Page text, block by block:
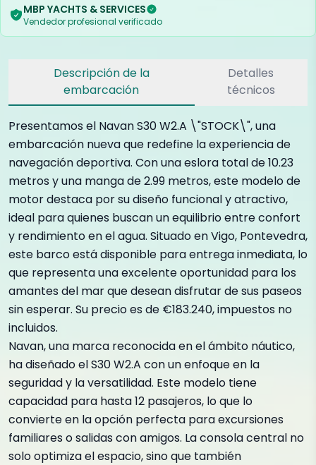
MBP YACHTS & SERVICES
Vendedor profesional verificado
Descripción de la
embarcación
Detalles
técnicos
Presentamos el Navan S30 W2.A \"STOCK\", una
embarcación nueva que redefine la experiencia de
navegación deportiva. Con una eslora total de 10.23
metros y una manga de 2.99 metros, este modelo de
motor destaca por su diseño funcional y atractivo,
ideal para quienes buscan un equilibrio entre confort
y rendimiento en el agua. Situado en Vigo, Pontevedra,
este barco está disponible para entrega inmediata, lo
que representa una excelente oportunidad para los
amantes del mar que desean disfrutar de sus paseos
sin esperar. Su precio es de €183.240, impuestos no
incluidos.
Navan, una marca reconocida en el ámbito náutico,
ha diseñado el S30 W2.A con un enfoque en la
seguridad y la versatilidad. Este modelo tiene
capacidad para hasta 12 pasajeros, lo que lo
convierte en la opción perfecta para excursiones
familiares o salidas con amigos. La consola central no
solo optimiza el espacio, sino que también